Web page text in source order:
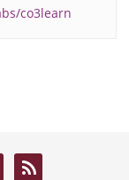
co3learn